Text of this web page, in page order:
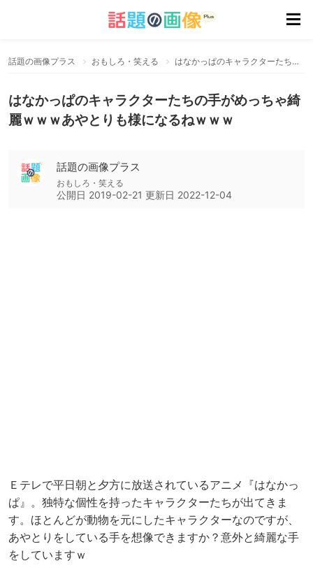
話題の画像プラス おもしろ・笑える はなかっぱのキャラクターたちの手がめっちゃ綺麗ｗｗｗあやとりも様になるねｗｗｗ
はなかっぱのキャラクターたちの手がめっちゃ綺
麗ｗｗｗあやとりも様になるねｗｗｗ
話題の画像プラス
おもしろ・笑える
公開日 2019-02-21 更新日 2022-12-04
Ｅテレで平日朝と夕方に放送されているアニメ『はなかっ
ぱ』。独特な個性を持ったキャラクターたちが出てきま
す。ほとんどが動物を元にしたキャラクターなのですが、
あやとりをしている手を想像できますか？意外と綺麗な手
をしていますｗ